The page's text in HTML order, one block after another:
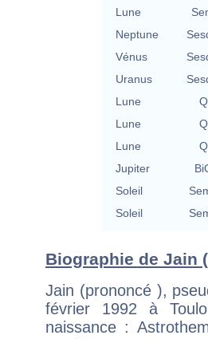
Lune
Neptune
Vénus
Uranus
Lune
Lune
Lune
Jupiter
Soleil
Soleil
Biographie de Jain
Jain (prononcé ),
février 1992 à
naissance :